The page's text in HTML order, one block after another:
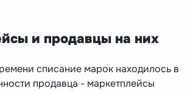
и продавцы на них
списание марок находилось в
продавца - маркетплейсы